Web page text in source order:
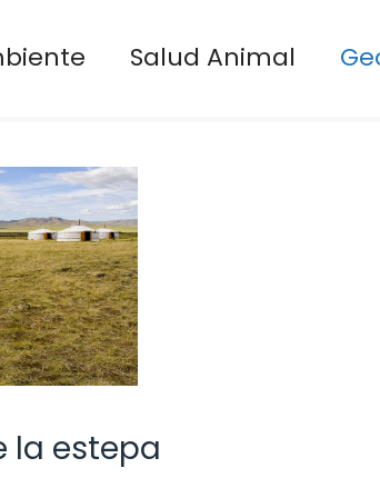
Salud Animal
la estepa